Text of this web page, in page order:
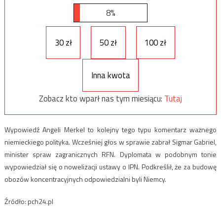
8%
30 zł 50 zł 100 zł
Inna kwota
Zobacz kto wparł nas tym miesiącu: Tutaj
Wypowiedź Angeli Merkel to kolejny tego typu komentarz ważnego
niemieckiego polityka. Wcześniej głos w sprawie zabrał Sigmar Gabriel,
minister spraw zagranicznych RFN. Dyplomata w podobnym tonie
wypowiedział się o nowelizacji ustawy o IPN. Podkreślił, że za budowę
obozów koncentracyjnych odpowiedzialni byli Niemcy.
Źródło: pch24.pl